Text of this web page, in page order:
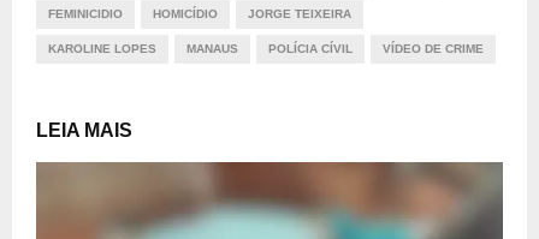
FEMINICIDIO HOMICÍDIO JORGE TEIXEIRA
KAROLINE LOPES MANAUS POLÍCIA CÍVIL VÍDEO DE CRIME
LEIA MAIS